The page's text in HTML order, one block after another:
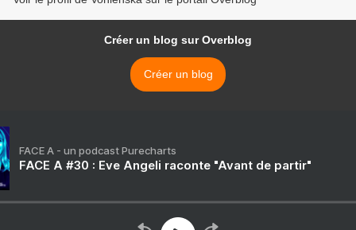
Créer un blog sur Overblog
Créer un blog
FACE A - un podcast Purecharts
FACE A #30 : Eve Angeli raconte "Avant de partir"